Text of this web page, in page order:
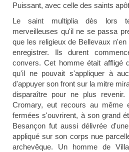
Puissant, avec celle des saints
Le saint multiplia dès lors
merveilleuses qu'il ne se passa
que les religieux de Bellevaux
enregistrer. Ils durent
convers. Cet homme était affligé
qu'il ne pouvait s'appliquer à
d'appuyer son front sur la mitre
disparaître pour ne plus
Cromary, eut recours au même
fermées s'ouvrirent, à son grand
Besançon fut aussi délivrée
appliqué sur son corps nue
archevêque. Un homme de